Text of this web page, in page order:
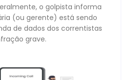
o golpista informa
(ou gerente) está sendo
de dados dos correntistas
grave.